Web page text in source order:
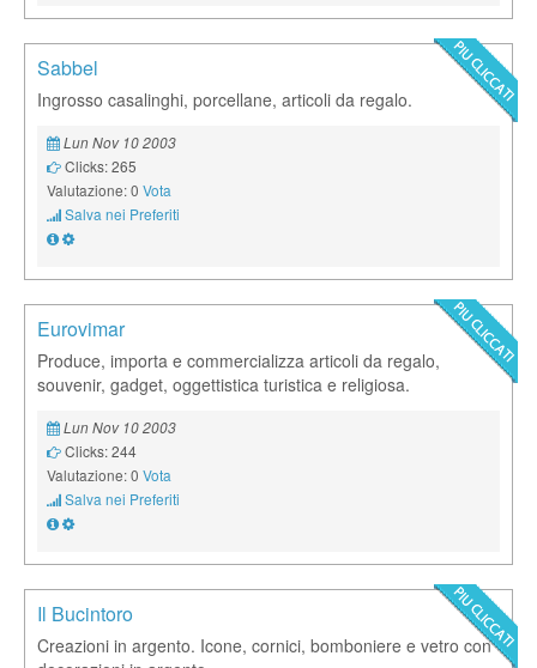
Sabbel
Ingrosso casalinghi, porcellane, articoli da regalo.
Lun Nov 10 2003
Clicks: 265
Valutazione: 0 Vota
Salva nei Preferiti
Eurovimar
Produce, importa e commercializza articoli da regalo,
souvenir, gadget, oggettistica turistica e religiosa.
Lun Nov 10 2003
Clicks: 244
Valutazione: 0 Vota
Salva nei Preferiti
Il Bucintoro
Creazioni in argento. Icone, cornici, bomboniere e vetro con